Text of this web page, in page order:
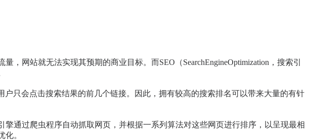
网站就无法实现其预期的商业目标。而SEO（SearchEngineOptimization，搜索引
只会点击搜索结果的前几个链接。因此，拥有较高的搜索排名可以带来大量的有针
通过爬虫程序自动抓取网页，并根据一系列算法对这些网页进行排序，以呈现最相
。